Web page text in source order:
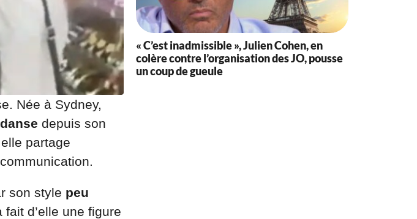
Née à Sydney,
depuis son
partage
son style peu
fait d’elle une figure
« C’est inadmissible », Julien Cohen, en
colère contre l’organisation des JO, pousse
un coup de gueule